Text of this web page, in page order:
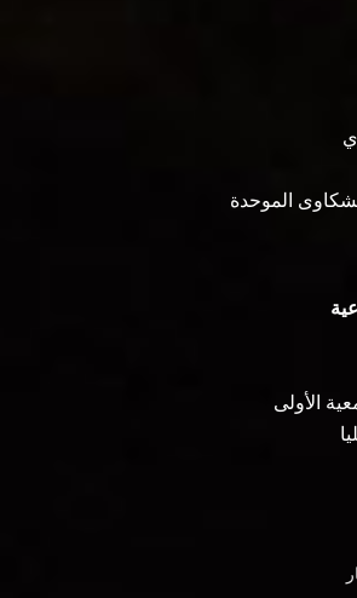
للشكاوى الموحدة
الأولى